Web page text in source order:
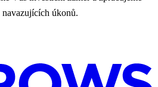
navazujících úkonů.